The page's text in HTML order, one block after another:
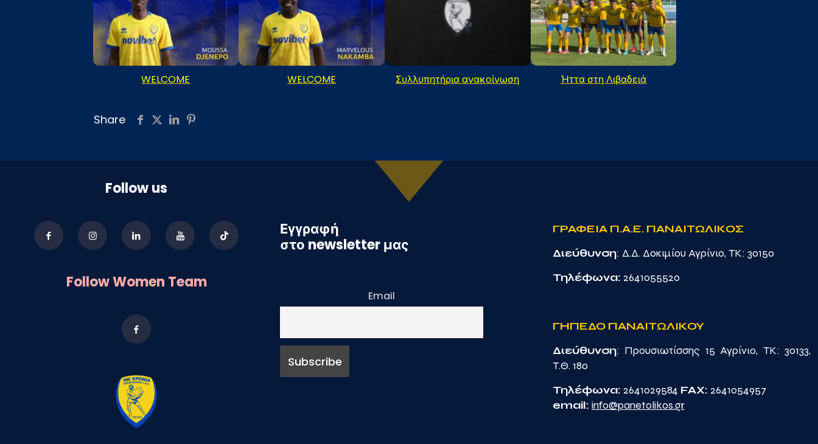
WELCOME WELCOME Συλλυπητήρια ανακοίνωση Ήττα στη Λιβαδειά
Share
Follow us
Follow Women Team
Εγγραφή
στο newsletter μας
Email
ΓΡΑΦΕΙΑ Π.Α.Ε. ΠΑΝΑΙΤΩΛΙΚΟΣ
Διεύθυνση: Δ.Δ. Δοκιμίου Αγρίνιο, TK: 30150
Τηλέφωνα: 2641055520
ΓΗΠΕΔΟ ΠΑΝΑΙΤΩΛΙΚΟΥ
Διεύθυνση: Προυσιωτίσσης 15 Αγρίνιο, TK: 30133,
Τ.Θ. 180
Τηλέφωνα: 2641029584 FAX: 2641054957
email: info@panetolikos.gr